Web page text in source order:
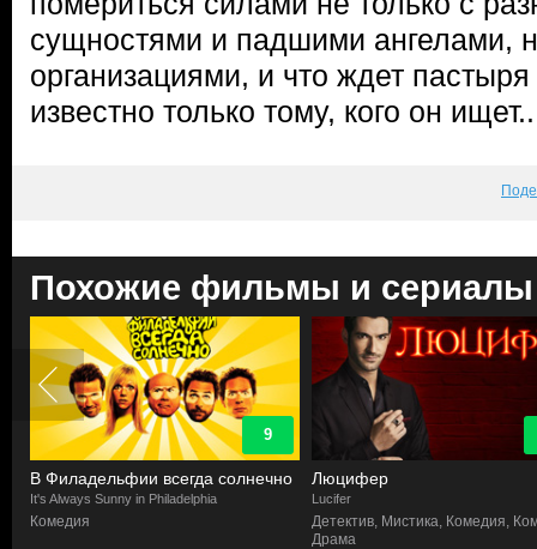
сущностями и падшими ангелами,
организациями, и что ждет
известно только тому, кого он
Похожие фильмы и сериалы
9
В Филадельфии всегда солнечно
It's Always Sunny in Philadelphia
Комедия
Люцифер
Lucifer
Детектив, Мистика, Комедия,
Драма